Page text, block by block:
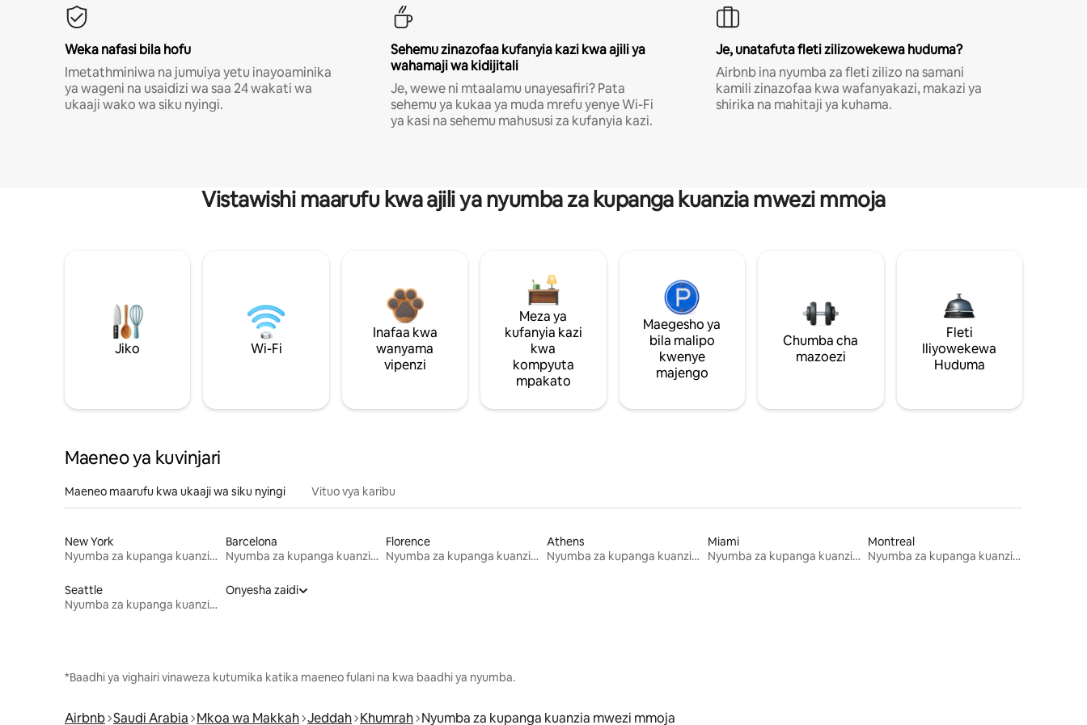
Weka nafasi bila hofu
Imetathminiwa na jumuiya yetu inayoaminika
ya wageni na usaidizi wa saa 24 wakati wa
ukaaji wako wa siku nyingi.
Sehemu zinazofaa kufanyia kazi kwa ajili ya
wahamaji wa kidijitali
Je, wewe ni mtaalamu unayesafiri? Pata
sehemu ya kukaa ya muda mrefu yenye Wi-Fi
ya kasi na sehemu mahususi za kufanyia kazi.
Je, unatafuta fleti zilizowekewa huduma?
Airbnb ina nyumba za fleti zilizo na samani
kamili zinazofaa kwa wafanyakazi, makazi ya
shirika na mahitaji ya kuhama.
Vistawishi maarufu kwa ajili ya nyumba za kupanga kuanzia mwezi mmoja
Jiko Wi-Fi
Inafaa kwa
wanyama
vipenzi
Meza ya
kufanyia kazi
kwa
kompyuta
mpakato
Maegesho ya
bila malipo
kwenye
majengo
Chumba cha
mazoezi
Fleti
Iliyowekewa
Huduma
Maeneo ya kuvinjari
Maeneo maarufu kwa ukaaji wa siku nyingi Vituo vya karibu
New York
Nyumba za kupanga kuanzia mwezi mmoja
Barcelona
Nyumba za kupanga kuanzia mwezi mmoja
Florence
Nyumba za kupanga kuanzia mwezi mmoja
Athens
Nyumba za kupanga kuanzia mwezi mmoja
Miami
Nyumba za kupanga kuanzia mwezi mmoja
Montreal
Nyumba za kupanga kuanzia mwezi mmoja
Seattle
Nyumba za kupanga kuanzia mwezi mmoja
Onyesha zaidi
*Baadhi ya vighairi vinaweza kutumika katika maeneo fulani na kwa baadhi ya nyumba.
Airbnb Saudi Arabia Mkoa wa Makkah Jeddah Khumrah Nyumba za kupanga kuanzia mwezi mmoja